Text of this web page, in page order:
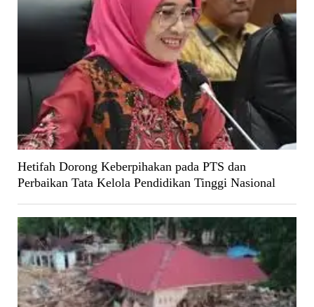
Hetifah Dorong Keberpihakan pada PTS dan
Perbaikan Tata Kelola Pendidikan Tinggi Nasional